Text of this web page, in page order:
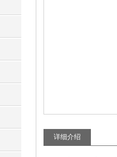
详细介绍